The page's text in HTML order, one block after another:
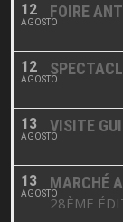
12
AGOSTO
FOIRE
12
AGOSTO
13
AGOSTO
VISITE
13
AGOSTO
MARCHÉ
28ÈME